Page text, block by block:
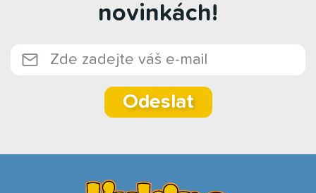
novinkách!
Odeslat